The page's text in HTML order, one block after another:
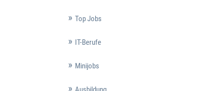
Top Jobs
IT-Berufe
Minijobs